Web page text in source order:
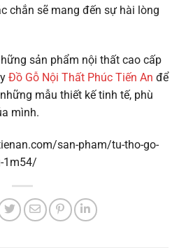
chắn sẽ mang đến sự hài lòng
sản phẩm nội thất cao cấp
Đồ Gỗ Nội Thất Phúc Tiến An để
mẫu thiết kế tinh tế, phù
mình.
san-pham/tu-tho-go-
1m54/